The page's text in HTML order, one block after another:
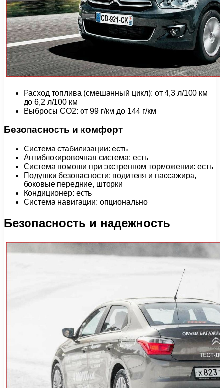
Расход топлива (смешанный цикл): от 4,3 л/100 км
до 6,2 л/100 км
Выбросы CO2: от 99 г/км до 144 г/км
Безопасность и комфорт
Система стабилизации: есть
Антиблокировочная система: есть
Система помощи при экстренном торможении: есть
Подушки безопасности: водителя и пассажира,
боковые передние, шторки
Кондиционер: есть
Система навигации: опционально
Безопасность и надежность